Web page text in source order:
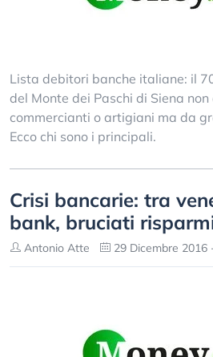
Lista debitori banche italiane: il
del Monte dei Paschi di Siena
commercianti o artigiani ma da
Ecco chi sono i principali.
Crisi bancarie: tra
bank, bruciati
Antonio Atte 29 Dicembre 2016